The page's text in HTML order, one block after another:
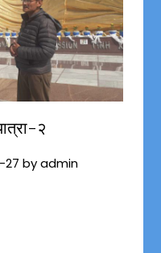
२
27 byadmin